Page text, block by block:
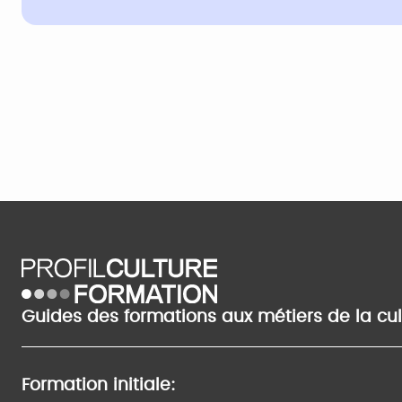
Guides des formations aux métiers de la
Formation initiale: